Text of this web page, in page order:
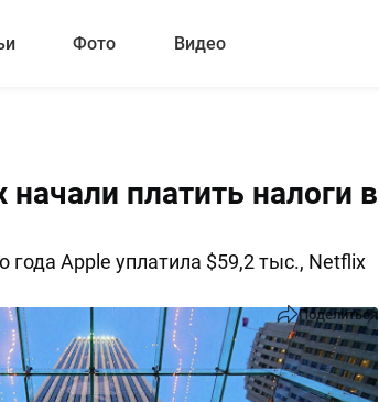
Фото Видео
платить налоги в
года Apple уплатила $59,2 тыс., Netflix
Поделиться